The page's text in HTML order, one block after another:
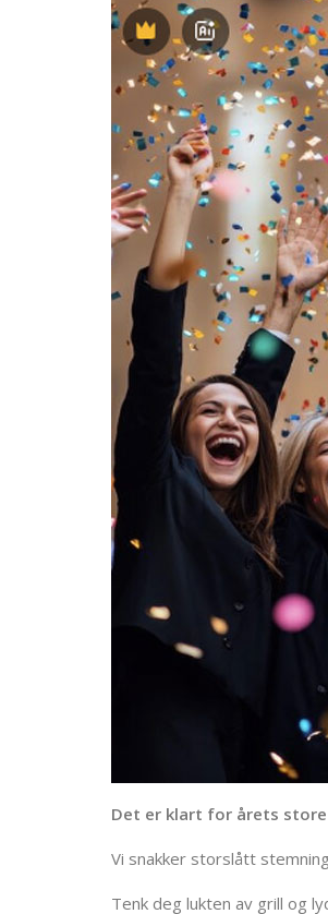
Det er klart for årets
Vi snakker storslått
Tenk deg lukten av grill og